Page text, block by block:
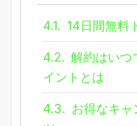
4.1. 14日間無料
4.2. 解約はいつ
イントとは
4.3. お得なキャ